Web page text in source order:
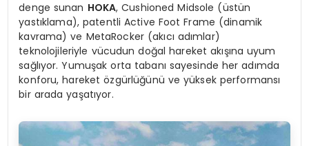
denge sunan HOKA, Cushioned Midsole (üstün
yastıklama), patentli Active Foot Frame (dinamik
kavrama) ve MetaRocker (akıcı adımlar)
teknolojileriyle vücudun doğal hareket akışına uyum
sağlıyor. Yumuşak orta tabanı sayesinde her adımda
konforu, hareket özgürlüğünü ve yüksek performansı
bir arada yaşatıyor.